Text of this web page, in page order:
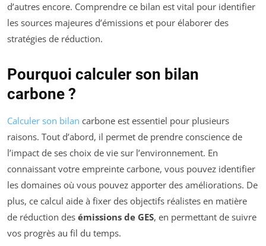
d’autres encore. Comprendre ce bilan est vital pour identifier
les sources majeures d’émissions et pour élaborer des
stratégies de réduction.
Pourquoi calculer son bilan
carbone ?
Calculer son bilan carbone est essentiel pour plusieurs
raisons. Tout d’abord, il permet de prendre conscience de
l’impact de ses choix de vie sur l’environnement. En
connaissant votre empreinte carbone, vous pouvez identifier
les domaines où vous pouvez apporter des améliorations. De
plus, ce calcul aide à fixer des objectifs réalistes en matière
de réduction des émissions de GES, en permettant de suivre
vos progrès au fil du temps.